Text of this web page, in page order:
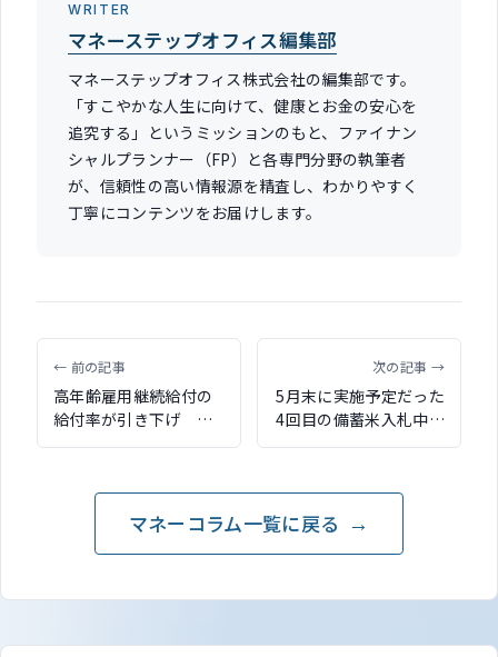
WRITER
マネーステップオフィス編集部
マネーステップオフィス株式会社の編集部です。
「すこやかな人生に向けて、健康とお金の安心を
追究する」というミッションのもと、ファイナン
シャルプランナー（FP）と各専門分野の執筆者
が、信頼性の高い情報源を精査し、わかりやすく
丁寧にコンテンツをお届けします。
← 前の記事
高年齢雇用継続給付の
給付率が引き下げ 賃
金低下率に応じて0～
次の記事 →
5月末に実施予定だった
4回目の備蓄米入札中止
へ 農林水産大臣記者
マネーコラム一覧に戻る